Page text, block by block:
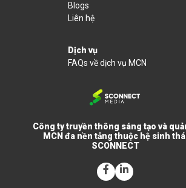
Công ty truyền thông sáng tạo và
MCN đa nền tảng thuộc hệ sinh
SCONNECT
Blogs
Liên hệ
Dịch vụ
FAQs về dịch vụ MCN